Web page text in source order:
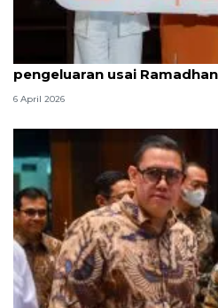
ShopeePay hadirkan
pengeluaran usai Ramadhan
6 April 2026